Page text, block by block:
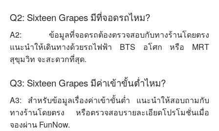
Q2: Sixteen Grapes มีที่จอดรถไหม?
A2: ข้อมูลที่จอดรถต้องตรวจสอบกับทางร้านโดยตรง
แนะนำให้เดินทางด้วยรถไฟฟ้า BTS อโศก หรือ MRT
สุขุมวิท จะสะดวกที่สุด.
Q3: Sixteen Grapes มีค่าเข้าขั้นต่ำไหม?
A3: สำหรับข้อมูลเรื่องค่าเข้าขั้นต่ำ แนะนำให้สอบถามกับ
ทางร้านโดยตรง หรือตรวจสอบรายละเอียดโปรโมชั่นเมื่อ
จองผ่าน FunNow.